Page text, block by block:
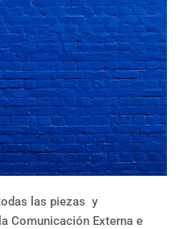
las piezas y
Comunicación Externa e